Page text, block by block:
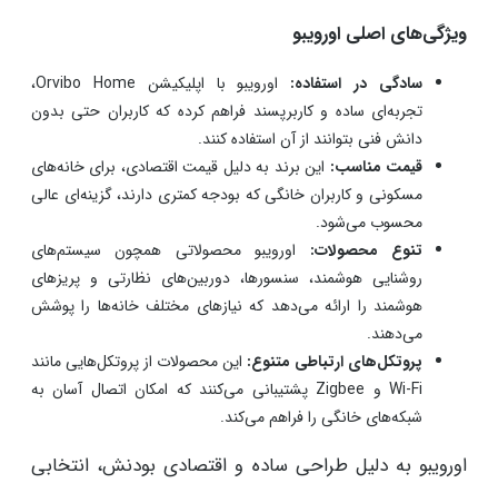
ویژگی‌های اصلی اورویبو
سادگی در استفاده:
اورویبو با اپلیکیشن Orvibo Home،
تجربه‌ای ساده و کاربرپسند فراهم کرده که کاربران حتی بدون
دانش فنی بتوانند از آن استفاده کنند.
قیمت مناسب:این برند به دلیل قیمت اقتصادی، برای خانه‌های
مسکونی و کاربران خانگی که بودجه کمتری دارند، گزینه‌ای عالی
محسوب می‌شود.
تنوع محصولات:اورویبو محصولاتی همچون سیستم‌های
روشنایی هوشمند، سنسورها، دوربین‌های نظارتی و پریزهای
هوشمند را ارائه می‌دهد که نیازهای مختلف خانه‌ها را پوشش
می‌دهند.
پروتکل‌های ارتباطی متنوع:این محصولات از پروتکل‌هایی مانند
Wi-Fi و Zigbee پشتیبانی می‌کنند که امکان اتصال آسان به
شبکه‌های خانگی را فراهم می‌کند.
اورویبو به دلیل طراحی ساده و اقتصادی بودنش، انتخابی